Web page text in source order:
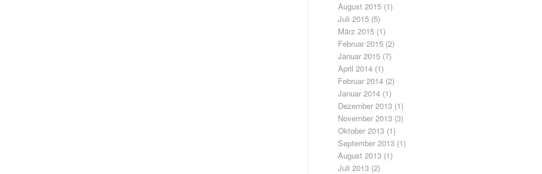
August 2015 (1)
Juli 2015 (5)
März 2015 (1)
Februar 2015 (2)
Januar 2015 (7)
April 2014 (1)
Februar 2014 (2)
Januar 2014 (1)
Dezember 2013 (1)
November 2013 (3)
Oktober 2013 (1)
September 2013 (1)
August 2013 (1)
Juli 2013 (2)